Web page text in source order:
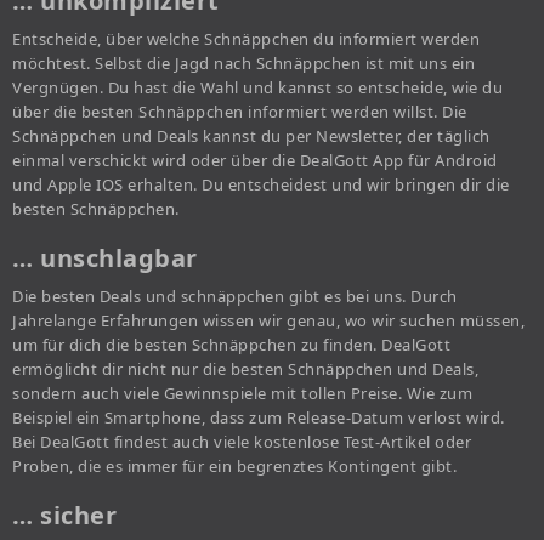
Entscheide, über welche Schnäppchen du informiert werden
möchtest. Selbst die Jagd nach Schnäppchen ist mit uns ein
Vergnügen. Du hast die Wahl und kannst so entscheide, wie du
über die besten Schnäppchen informiert werden willst. Die
Schnäppchen und Deals kannst du per Newsletter, der täglich
einmal verschickt wird oder über die DealGott App für Android
und Apple IOS erhalten. Du entscheidest und wir bringen dir die
besten Schnäppchen.
… unschlagbar
Die besten Deals und schnäppchen gibt es bei uns. Durch
Jahrelange Erfahrungen wissen wir genau, wo wir suchen müssen,
um für dich die besten Schnäppchen zu finden. DealGott
ermöglicht dir nicht nur die besten Schnäppchen und Deals,
sondern auch viele Gewinnspiele mit tollen Preise. Wie zum
Beispiel ein Smartphone, dass zum Release-Datum verlost wird.
Bei DealGott findest auch viele kostenlose Test-Artikel oder
Proben, die es immer für ein begrenztes Kontingent gibt.
… sicher